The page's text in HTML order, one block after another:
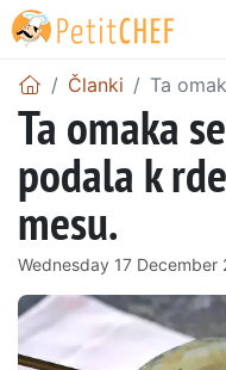
Članki Ta
Ta omaka
podala k
mesu.
Wednesday 17